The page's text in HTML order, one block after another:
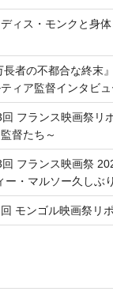
ィス・モンクと身体
者の不都合な終末
ィア監督インタビュ
フランス映画祭リ
督たち～
フランス映画祭
・マルソー久しぶ
モンゴル映画祭リ